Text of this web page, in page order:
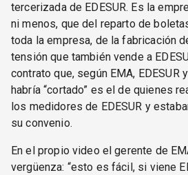
tercerizada de EDESUR. Es la
ni menos, que del reparto de
toda la empresa, de la fabricación
tensión que también vende a
contrato que, según EMA, EDESUR
habría “cortado” es el de quienes
los medidores de EDESUR y
su convenio.
En el propio video el gerente de
vergüenza: “esto es fácil, si viene